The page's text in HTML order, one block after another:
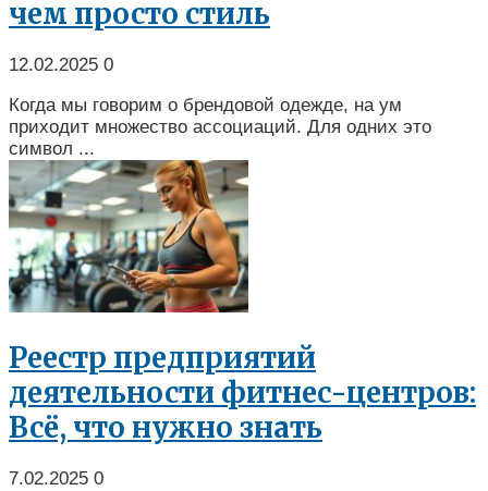
чем просто стиль
12.02.2025 0
Когда мы говорим о брендовой одежде, на ум
приходит множество ассоциаций. Для одних это
символ ...
Реестр предприятий
деятельности фитнес-центров:
Всё, что нужно знать
7.02.2025 0